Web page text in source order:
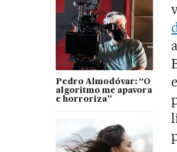
Pedro Almodóvar: “O
algoritmo me apavora
e horroriza”